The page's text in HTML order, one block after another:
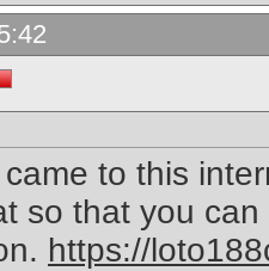
to this
so that you
https://